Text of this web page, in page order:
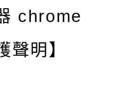
chrome
聲明】